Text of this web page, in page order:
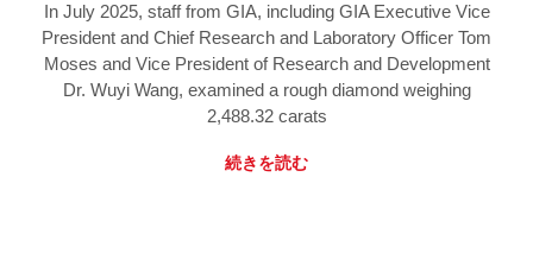
In July 2025, staff from GIA, including GIA Executive Vice
President and Chief Research and Laboratory Officer Tom
Moses and Vice President of Research and Development
Dr. Wuyi Wang, examined a rough diamond weighing
2,488.32 carats
続きを読む